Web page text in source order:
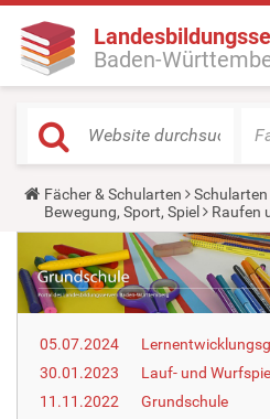
Baden-
Y
o
u
r
e
h
e
e
:
Fächer & Schularten Schularten
Bewegung, Sport, Spiel
Raufen
05.07.2024
30.01.2023
Lauf- und Wurfspiel
11.11.2022
Grundschule